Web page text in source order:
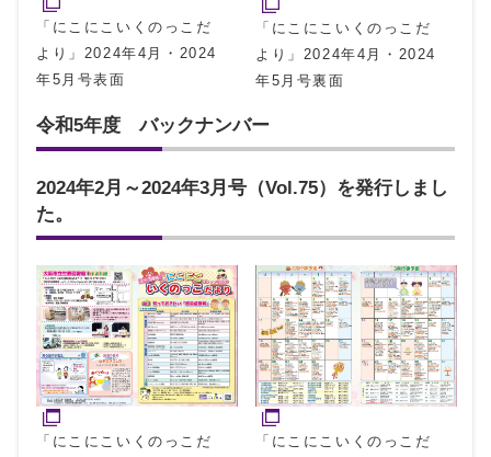
「にこにこいくのっこだ
より」2024年4月・2024
年5月号表面
「にこにこいくのっこだ
より」2024年4月・2024
年5月号裏面
令和5年度 バックナンバー
2024年2月～2024年3月号（Vol.75）を発行しまし
た。
「にこにこいくのっこだ
「にこにこいくのっこだ